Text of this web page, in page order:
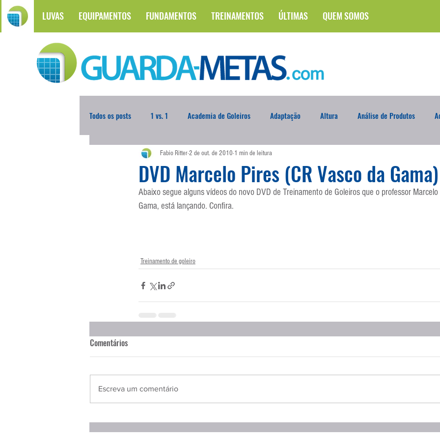
LUVAS EQUIPAMENTOS FUNDAMENTOS TREINAMENTOS ÚLTIMAS QUEM SOMOS
Todos os posts 1 vs. 1 Academia de Goleiros Adaptação Altura Análise de Produtos
Atualidades Blogoleiro da Semana Brasileirão
Comunicação Copa do Mundo Curso Defesa da Semana Deslocamento DVD
Escola Francesa Escola Inglesa
DVD Marcelo Pires (CR Vasco da
Fabio Ritter2 de out. de 2010 1 min de leitura
Abaixo segue alguns vídeos do novo DVD de Treinamento de Goleiros que o professor
Gama, está lançando. Confira.
Treinamento de goleiro
Comentários
Escreva um comentário